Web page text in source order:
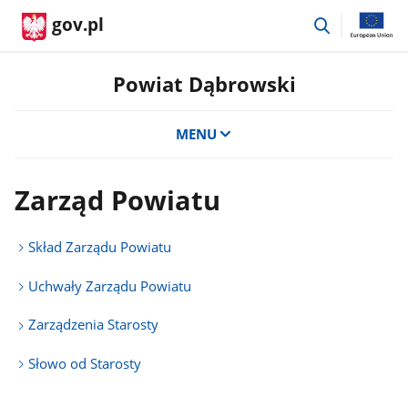
gov.pl
przejdź
Powiat Dąbrowski
MENU
Zarząd Powiatu
Skład Zarządu Powiatu
Uchwały Zarządu Powiatu
Zarządzenia Starosty
Słowo od Starosty